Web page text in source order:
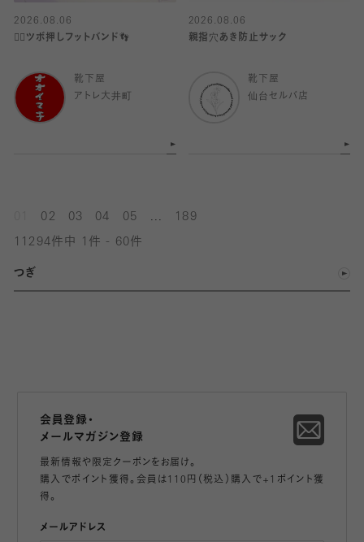
2026.08.06
👍🏻ツボ押しフットバンド👣
靴下屋
アトレ大井町
2026.08.06
親指穴あき防止サック
靴下屋
仙台セルバ店
02 03 04 05 189
11294件中 1件 - 60件
つぎ
会員登録・
メールマガジン登録
最新情報や限定クーポンをお届け。
購入でポイント獲得。会員は110円（税込）購入で+1ポイント獲
得。
メールアドレス